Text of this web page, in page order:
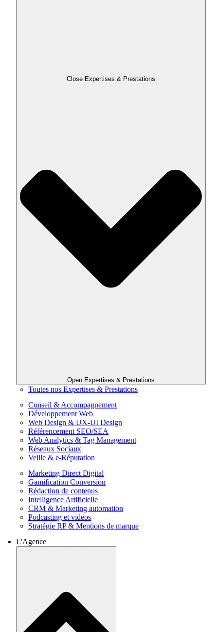
Close Expertises & Prestations
Open Expertises & Prestations
Toutes nos Expertises & Prestations
Conseil & Accompagnement
Développement Web
Web Design & UX-UI Design
Référencement SEO/SEA
Web Analytics & Tag Management
Réseaux Sociaux
Veille & e-Réputation
Marketing Direct Digital
Gamification Conversion
Rédaction de contenus
Intelligence Artificielle
CRM & Marketing automation
Podcasting et videos
Stratégie RP & Mentions de marque
L'Agence